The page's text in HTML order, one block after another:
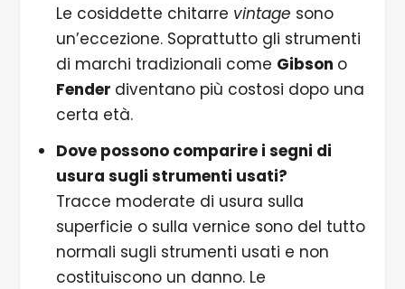
Le cosiddette chitarre vintage sono
un’eccezione. Soprattutto gli strumenti
di marchi tradizionali come Gibson o
Fender diventano più costosi dopo una
certa età.
Dove possono comparire i segni di
usura sugli strumenti usati?
Tracce moderate di usura sulla
superficie o sulla vernice sono del tutto
normali sugli strumenti usati e non
costituiscono un danno. Le